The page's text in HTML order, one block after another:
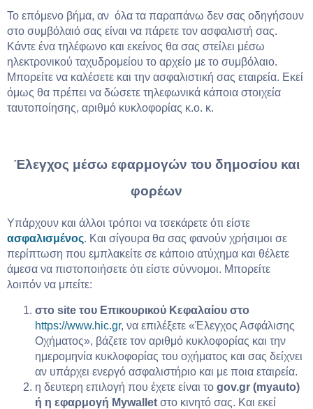
Το επόμενο βήμα, αν όλα τα παραπάνω δεν σας οδηγήσουν
στο συμβόλαιό σας είναι να πάρετε τον ασφαλιστή σας.
Κάντε ένα τηλέφωνο και εκείνος θα σας στείλει μέσω
ηλεκτρονικού ταχυδρομείου το αρχείο με το συμβόλαιο.
Μπορείτε να καλέσετε και την ασφαλιστική σας εταιρεία. Εκεί
όμως θα πρέπει να δώσετε τηλεφωνικά κάποια στοιχεία
ταυτοποίησης, αριθμό κυκλοφορίας κ.ο. κ.
Έλεγχος μέσω εφαρμογών του δημοσίου και
φορέων
Υπάρχουν και άλλοι τρόποι να τσεκάρετε ότι είστε
ασφαλισμένος. Και σίγουρα θα σας φανούν χρήσιμοι σε
περίπτωση που εμπλακείτε σε κάποιο ατύχημα και θέλετε
άμεσα να πιστοποιήσετε ότι είστε σύννομοι. Μπορείτε
λοιπόν να μπείτε:
στο site του Επικουρικού Κεφαλαίου στο
https://www.hic.gr, να επιλέξετε «Έλεγχος Ασφάλισης
Οχήματος», βάζετε τον αριθμό κυκλοφορίας και την
ημερομηνία κυκλοφορίας του οχήματος και σας δείχνει
αν υπάρχει ενεργό ασφαλιστήριο και με ποια εταιρεία.
η δευτερη επιλογή που έχετε είναι το gov.gr (myauto)
ή η εφαρμογή Mywallet στο κινητό σας. Και εκεί